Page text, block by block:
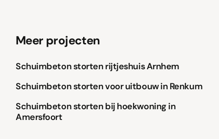
Meer projecten
Schuimbeton storten rijtjeshuis Arnhem
Schuimbeton
Schuimbeton storten voor uitbouw in Renkum
Schuimbeton
Schuimbeton storten bij hoekwoning in
Amersfoort